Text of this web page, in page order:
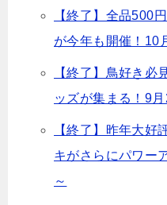
【終了】全品500
が今年も開催！10
【終了】鳥好き必
ッズが集まる！9
【終了】昨年大好
キがさらにパワー
～